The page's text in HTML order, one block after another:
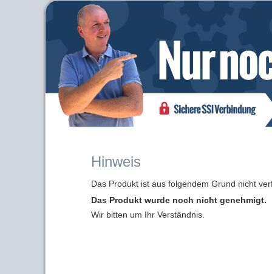
Hinweis
Das Produkt ist aus folgendem Grund nicht
Das Produkt wurde noch nicht genehmigt.
Wir bitten um Ihr Verständnis.